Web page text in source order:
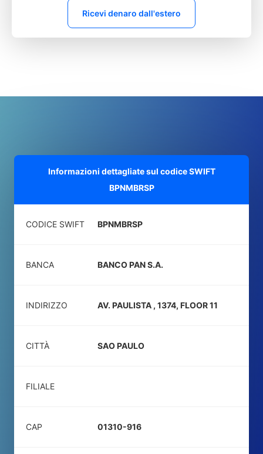
Ricevi denaro dall'estero
Informazioni dettagliate sul codice SWIFT
BPNMBRSP
CODICE SWIFT BPNMBRSP
BANCA BANCO PAN S.A.
INDIRIZZO AV. PAULISTA , 1374, FLOOR 11
CITTÀ SAO PAULO
FILIALE
CAP 01310-916